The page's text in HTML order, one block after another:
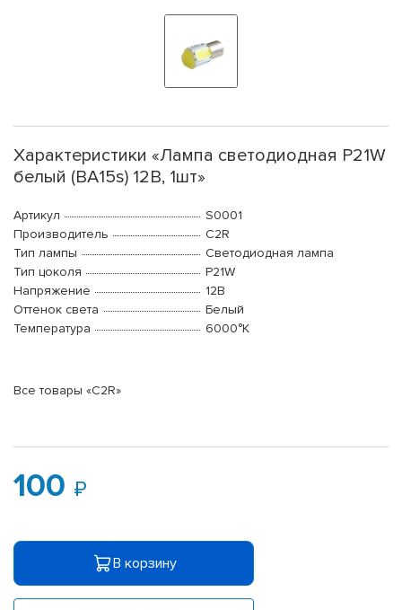
Характеристики «Лампа светодиодная P21W
белый (BA15s) 12В, 1шт»
Артикул
S0001
Производитель
C2R
Тип лампы
Светодиодная лампа
Тип цоколя
P21W
Напряжение
12В
Оттенок света
Белый
Температура
6000°K
Все товары «C2R»
100
В корзину